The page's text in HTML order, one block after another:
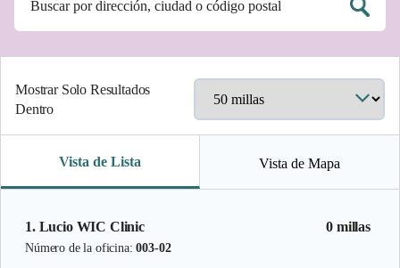
0 millas
1. Lucio WIC Clinic
Número de la oficina:003-02
Mostrar Solo Resultados
Dentro
Vista de Lista Vista de Mapa